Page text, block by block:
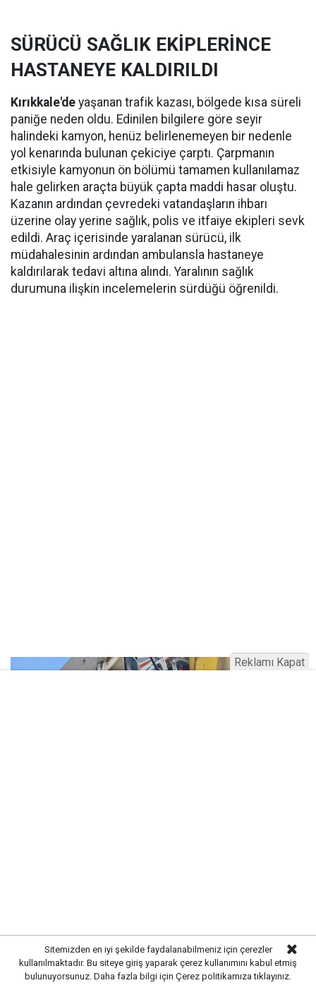
SÜRÜCÜ SAĞLIK EKİPLERİNCE
HASTANEYE KALDIRILDI
Kırıkkale'de yaşanan trafik kazası, bölgede kısa süreli
paniğe neden oldu. Edinilen bilgilere göre seyir
halindeki kamyon, henüz belirlenemeyen bir nedenle
yol kenarında bulunan çekiciye çarptı. Çarpmanın
etkisiyle kamyonun ön bölümü tamamen kullanılamaz
hale gelirken araçta büyük çapta maddi hasar oluştu.
Kazanın ardından çevredeki vatandaşların ihbarı
üzerine olay yerine sağlık, polis ve itfaiye ekipleri sevk
edildi. Araç içerisinde yaralanan sürücü, ilk
müdahalesinin ardından ambulansla hastaneye
kaldırılarak tedavi altına alındı. Yaralının sağlık
durumuna ilişkin incelemelerin sürdüğü öğrenildi.
önlemleri aldı. Hasar gören kamyon ve çekicinin
kaldırılmasının ardından trafik akışı normale döndü.
Sitemizden en iyi şekilde faydalanabilmeniz için çerezler
kullanılmaktadır. Bu siteye giriş yaparak çerez kullanımını kabul etmiş
bulunuyorsunuz. Daha fazla bilgi için Çerez politikamıza tıklayınız.
Reklamı Kapat